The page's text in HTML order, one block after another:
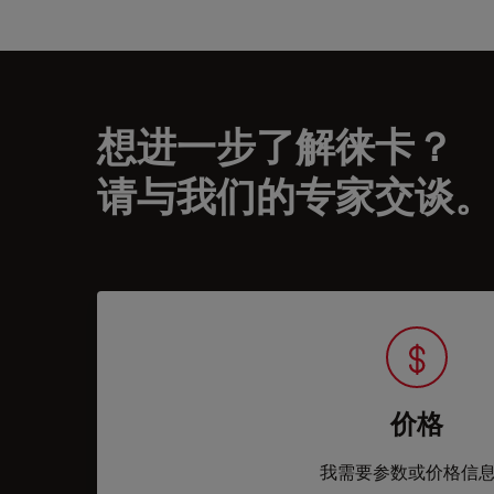
想进一步了解徕卡？
请与我们的专家交谈。
价格
我需要参数或价格信